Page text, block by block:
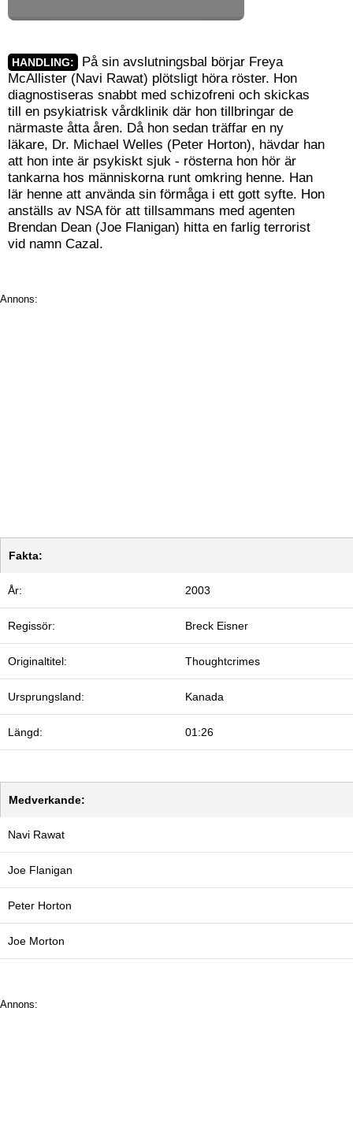
HANDLING:
På sin avslutningsbal börjar Freya
McAllister (Navi Rawat) plötsligt höra röster. Hon
diagnostiseras snabbt med schizofreni och skickas
till en psykiatrisk vårdklinik där hon tillbringar de
närmaste åtta åren. Då hon sedan träffar en ny
läkare, Dr. Michael Welles (Peter Horton), hävdar han
att hon inte är psykiskt sjuk - rösterna hon hör är
tankarna hos människorna runt omkring henne. Han
lär henne att använda sin förmåga i ett gott syfte. Hon
anställs av NSA för att tillsammans med agenten
Brendan Dean (Joe Flanigan) hitta en farlig terrorist
vid namn Cazal.
Annons:
Fakta:
År: 2003
Regissör: Breck Eisner
Originaltitel: Thoughtcrimes
Ursprungsland: Kanada
Längd: 01:26
Medverkande:
Navi Rawat
Joe Flanigan
Peter Horton
Joe Morton
Annons: